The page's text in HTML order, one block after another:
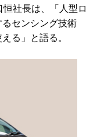
社長は、「人型ロ
センシング技術
る」と語る。